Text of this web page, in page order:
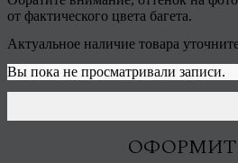
от фактического цвета багета.
Актуальное наличие товара
Вы пока не просматривали записи.